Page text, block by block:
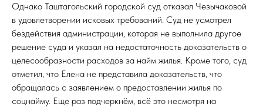
Однако Таштагольский городской суд отказал Чезычаковой
в удовлетворении исковых требований. Суд не усмотрел
бездействия администрации, которая не выполнила другое
решение суда и указал на недостаточность доказательств о
целесообразности расходов за найм жилья. Кроме того, суд
отметил, что Елена не представила доказательств, что
обращалась с заявлением о предоставлении жилья по
соцнайму. Еще раз подчеркнём, всё это несмотря на